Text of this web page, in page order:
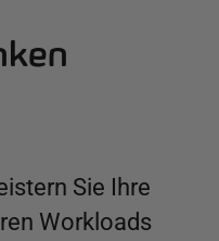
Sie Ihre
Workloads